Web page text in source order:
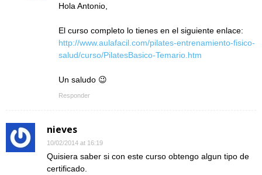
Hola Antonio,
El curso completo lo tienes en el siguiente enlace:
http://www.aulafacil.com/pilates-entrenamiento-fisico-
salud/curso/PilatesBasico-Temario.htm
Un saludo 😉
Responder
nieves
10/02/2014 at 16:19
Quisiera saber si con este curso obtengo algun tipo de
certificado.